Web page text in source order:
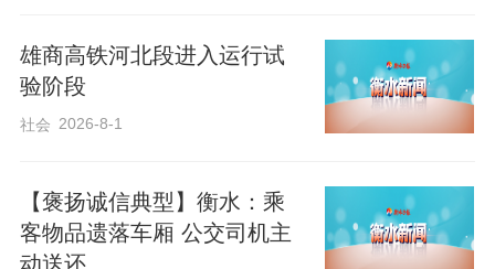
航天、月球探测、火星探测等重大工程捷
报频传，商业航天提速发展。“十五五”规划
纲要提出16个“强国”建设目标，航天强国作
数十载栉风沐雨，几代航天人铸就“两弹一
雄商高铁河北段进入运行试
验阶段
社会 2026-8-1
【褒扬诚信典型】衡水：乘
客物品遗落车厢 公交司机主
动送还